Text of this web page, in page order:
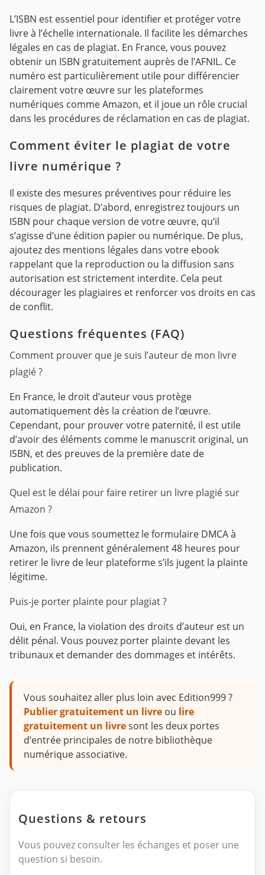
L’ISBN est essentiel pour identifier et protéger votre
livre à l’échelle internationale. Il facilite les démarches
légales en cas de plagiat. En France, vous pouvez
obtenir un ISBN gratuitement auprès de l’AFNIL. Ce
numéro est particulièrement utile pour différencier
clairement votre œuvre sur les plateformes
numériques comme Amazon, et il joue un rôle crucial
dans les procédures de réclamation en cas de plagiat.
Comment éviter le plagiat de votre
livre numérique ?
Il existe des mesures préventives pour réduire les
risques de plagiat. D’abord, enregistrez toujours un
ISBN pour chaque version de votre œuvre, qu’il
s’agisse d’une édition papier ou numérique. De plus,
ajoutez des mentions légales dans votre ebook
rappelant que la reproduction ou la diffusion sans
autorisation est strictement interdite. Cela peut
décourager les plagiaires et renforcer vos droits en cas
de conflit.
Questions fréquentes (FAQ)
Comment prouver que je suis l’auteur de mon livre
plagié ?
En France, le droit d’auteur vous protège
automatiquement dès la création de l’œuvre.
Cependant, pour prouver votre paternité, il est utile
d’avoir des éléments comme le manuscrit original, un
ISBN, et des preuves de la première date de
publication.
Quel est le délai pour faire retirer un livre plagié sur
Amazon ?
Une fois que vous soumettez le formulaire DMCA à
Amazon, ils prennent généralement 48 heures pour
retirer le livre de leur plateforme s’ils jugent la plainte
légitime.
Puis-je porter plainte pour plagiat ?
Oui, en France, la violation des droits d’auteur est un
délit pénal. Vous pouvez porter plainte devant les
tribunaux et demander des dommages et intérêts.
Vous souhaitez aller plus loin avec Edition999 ?
Publier gratuitement un livre ou lire
gratuitement un livresont les deux portes
d’entrée principales de notre bibliothèque
numérique associative.
Questions & retours
Vous pouvez consulter les échanges et poser une
question si besoin.